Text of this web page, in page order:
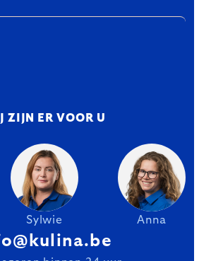
ZIJN ER VOOR U
Sylwie Anna